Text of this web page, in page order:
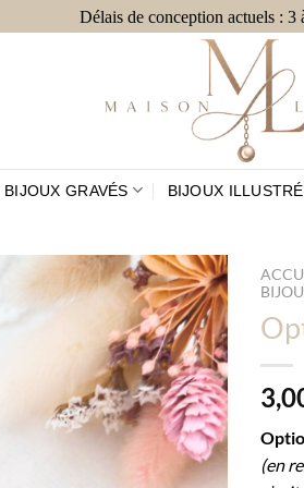
Délais de conception actuels : 3
BIJOUX GRAVÉS BIJOUX
Ajouter
à la
liste
d’envies
(en